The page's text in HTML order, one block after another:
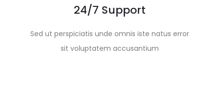
24/7 Support
Sed ut perspiciatis unde omnis iste natus error
sit voluptatem accusantium